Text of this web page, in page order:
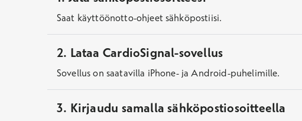
Saat käyttöönotto-ohjeet sähköpostiisi.
2. Lataa CardioSignal-sovellus
Sovellus on saatavilla iPhone- ja Android-puhelimille.
3. Kirjaudu samalla sähköpostiosoitteella